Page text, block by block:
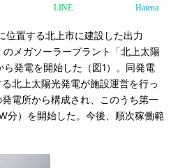
LINE Hatena
置する北上市に建設した出力
メガソーラープラント「北上太陽
発電を開始した（図1）。同発電
北上太陽光発電が施設運営を行っ
電所から構成され、このうち第一
分）を開始した。今後、順次稼働範